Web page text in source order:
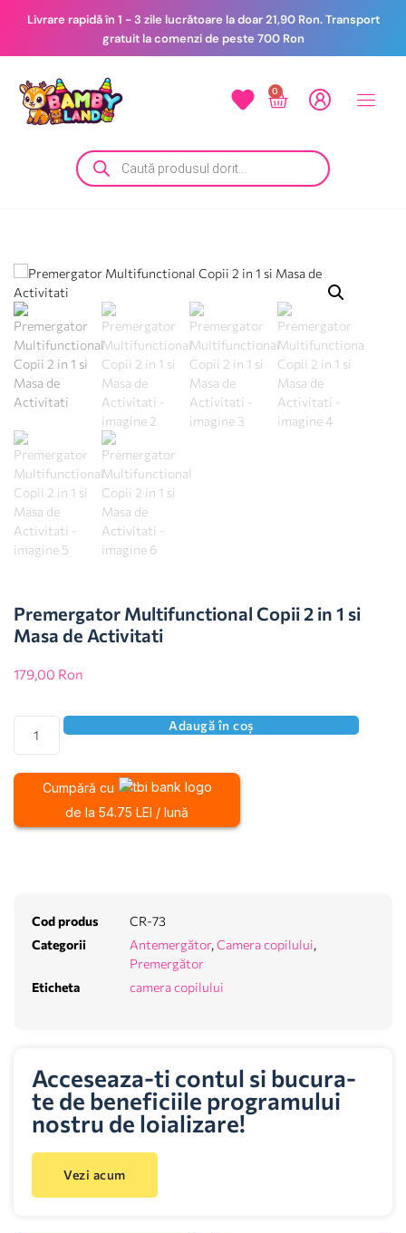
Livrare rapidă în 1 - 3 zile lucrătoare la doar 21,90 Ron. Transport
gratuit la comenzi de peste 700 Ron
0
Premergator Multifunctional Copii 2 in 1 si
Masa de Activitati
179,00 Ron
Adaugă în coș
Cumpără cu
de la 54.75 LEI / lună
Cod produs
CR-73
Categorii
Antemergător, Camera copilului,
Premergător
Eticheta
camera copilului
Acceseaza-ti contul si bucura-
te de beneficiile programului
nostru de loializare!
Vezi acum